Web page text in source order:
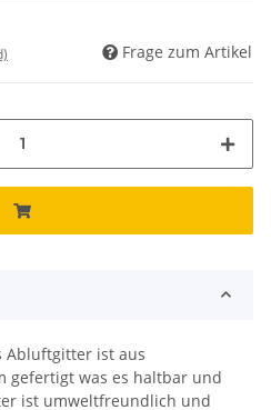
Frage zum Artikel
Abluftgitter ist aus
gefertigt was es haltbar und
ist umweltfreundlich und